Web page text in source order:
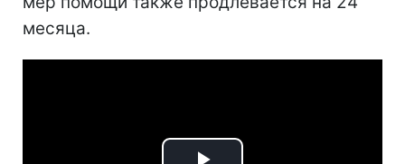
месяца.